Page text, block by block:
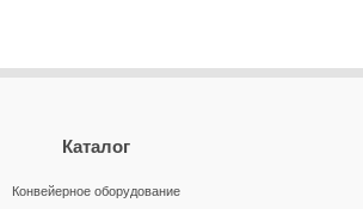
Каталог
Конвейерное оборудование